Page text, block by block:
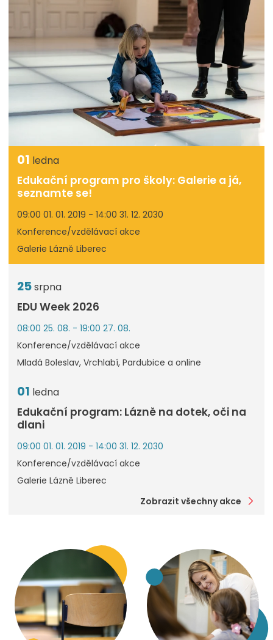
01 ledna
Edukační program pro školy: Galerie a já,
seznamte se!
09:00 01. 01. 2019 - 14:00 31. 12. 2030
Konference/vzdělávací akce
Galerie Lázně Liberec
25srpna
EDU Week 2026
08:00 25. 08. - 19:00 27. 08.
Konference/vzdělávací akce
Mladá Boleslav, Vrchlabí, Pardubice a online
01 ledna
Edukační program: Lázně na dotek, oči na
dlani
09:00 01. 01. 2019 - 14:00 31. 12. 2030
Konference/vzdělávací akce
Galerie Lázně Liberec
Zobrazit všechny akce